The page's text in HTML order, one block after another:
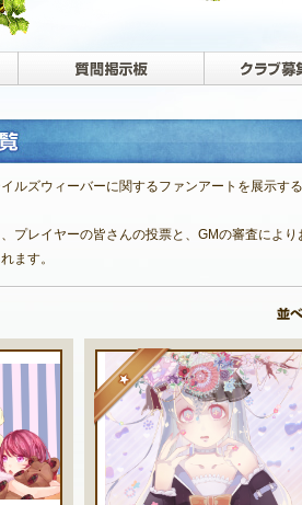
自由掲示板> 質問掲示
ルズウィーバーに関するファンアートを展示す
プレイヤーの皆さんの投票と、GMの審査により
ます。
★